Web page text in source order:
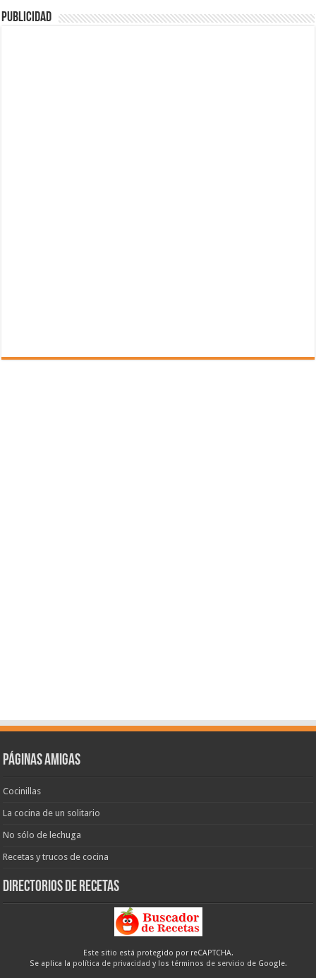
Publicidad
Páginas amigas
Cocinillas
La cocina de un solitario
No sólo de lechuga
Recetas y trucos de cocina
Directorios de recetas
Este sitio está protegido por reCAPTCHA.
Se aplica la política de privacidad y los términos de servicio de Google.